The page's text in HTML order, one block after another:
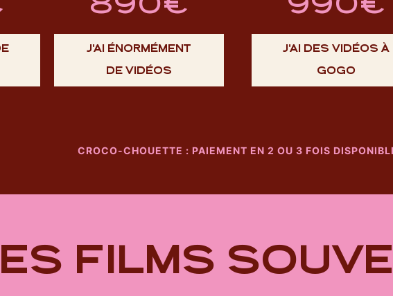
890€
J'AI ÉNORMÉMENT
DE VIDÉOS
990€
J'AI DES VIDÉOS À
GOGO
CROCO-CHOUETTE : PAIEMENT EN 2 OU 3 FOIS
FILMS